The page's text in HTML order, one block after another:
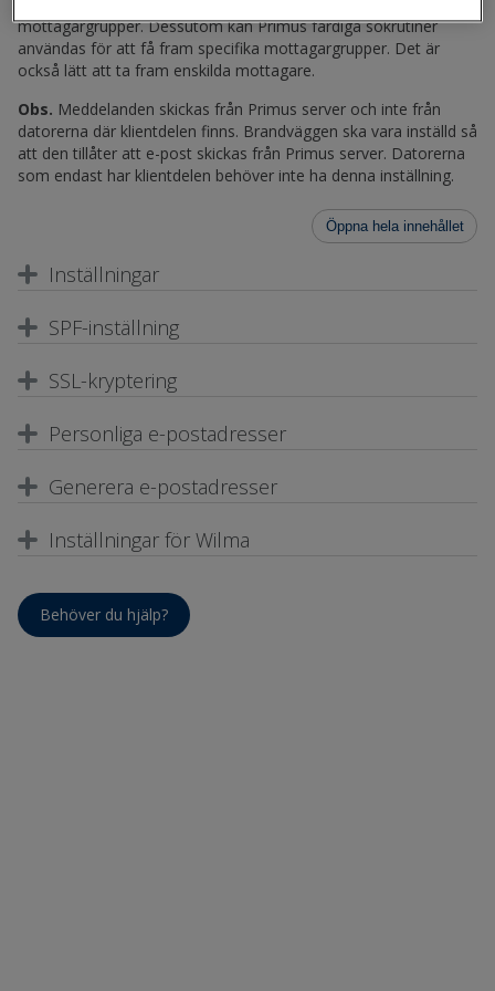
mottagargrupper. Dessutom kan Primus färdiga sökrutiner
användas för att få fram specifika mottagargrupper. Det är
också lätt att ta fram enskilda mottagare.
Obs. Meddelanden skickas från Primus server och inte från
datorerna där klientdelen finns. Brandväggen ska vara inställd så
att den tillåter att e-post skickas från Primus server. Datorerna
som endast har klientdelen behöver inte ha denna inställning.
Öppna hela innehållet
Inställningar
SPF-inställning
SSL-kryptering
Personliga e-postadresser
Generera e-postadresser
Inställningar för Wilma
Behöver du hjälp?